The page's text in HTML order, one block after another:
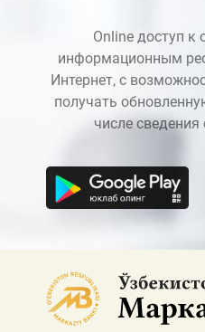
Online доступ
информационным
Интернет, с
получать
числе